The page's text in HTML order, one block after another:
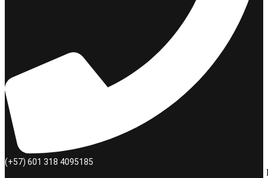
(+57) 601 318 4095185